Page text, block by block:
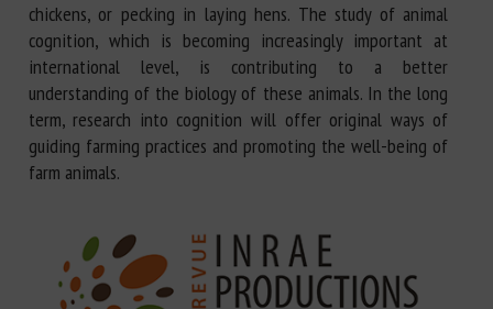
chickens, or pecking in laying hens. The study of animal
cognition, which is becoming increasingly important at
international level, is contributing to a better
understanding of the biology of these animals. In the long
term, research into cognition will offer original ways of
guiding farming practices and promoting the well-being of
farm animals.